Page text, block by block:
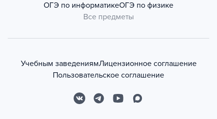
ОГЭ по информатикеОГЭ по физике
Все предметы
Учебным заведениямЛицензионное соглашение
Пользовательское соглашение